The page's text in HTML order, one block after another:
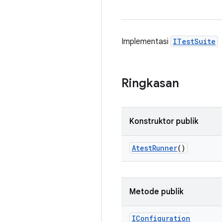
Implementasi ITestSuite
Ringkasan
Konstruktor publik
AtestRunner()
Metode publik
IConfiguration